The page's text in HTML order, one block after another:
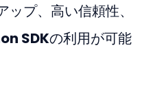
ップ、高い信頼性、
SDKの利用が可能